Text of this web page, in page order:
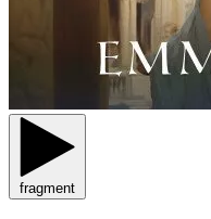
fragment